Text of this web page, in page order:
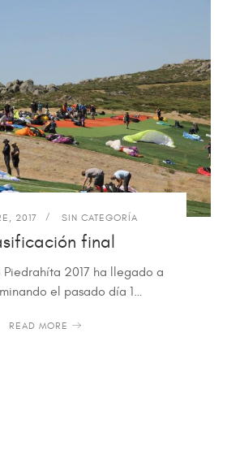
2017 SIN CATEGORÍA
final
Piedrahíta 2017 ha llegado a
el pasado día 1…
READ MORE